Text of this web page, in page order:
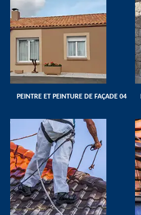
PEINTRE ET PEINTURE DE FAÇADE 04